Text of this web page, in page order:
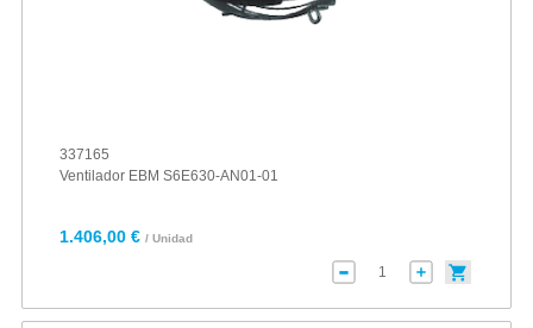
337165
Ventilador EBM S6E630-AN01-01
1.406,00 € / Unidad